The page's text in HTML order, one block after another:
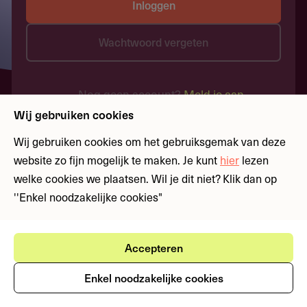
Inloggen
Wachtwoord vergeten
Nog geen account?Meld je aan
Wij gebruiken cookies
Wij gebruiken cookies om het gebruiksgemak van deze
website zo fijn mogelijk te maken. Je kunt hier lezen
welke cookies we plaatsen. Wil je dit niet? Klik dan op
''Enkel noodzakelijke cookies"
Accepteren
Enkel noodzakelijke cookies